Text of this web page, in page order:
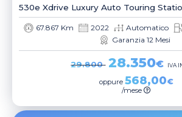
530e Xdrive Luxury Auto Touring
67.867 Km 2022 Automatico
Garanzia 12 Mesi
29.800 28.350€ IVA
oppure 568,00€
/mese